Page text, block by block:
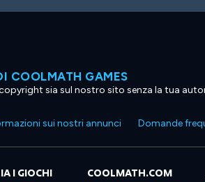
COOLMATH GAMES
sia sul nostro sito senza la tua
sui nostri annunci Domande
I GIOCHI COOLMATH.COM